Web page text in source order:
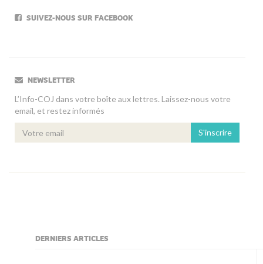
SUIVEZ-NOUS SUR FACEBOOK
NEWSLETTER
L’Info-COJ dans votre boîte aux lettres. Laissez-nous votre
email, et restez informés
S'inscrire
DERNIERS ARTICLES